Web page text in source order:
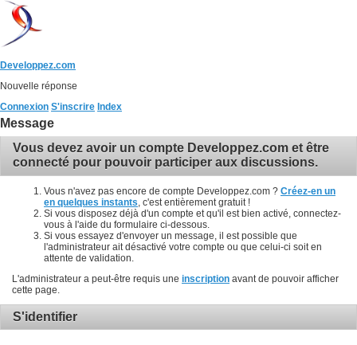
Developpez.com
Nouvelle réponse
Connexion S'inscrire Index
Message
Vous devez avoir un compte Developpez.com et être
connecté pour pouvoir participer aux discussions.
Vous n'avez pas encore de compte Developpez.com ? Créez-en un
en quelques instants , c'est entièrement gratuit !
Si vous disposez déjà d'un compte et qu'il est bien activé, connectez-
vous à l'aide du formulaire ci-dessous.
Si vous essayez d'envoyer un message, il est possible que
l'administrateur ait désactivé votre compte ou que celui-ci soit en
attente de validation.
L'administrateur a peut-être requis une inscription avant de pouvoir afficher
cette page.
S'identifier